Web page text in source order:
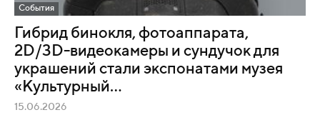
События
Гибрид бинокля, фотоаппарата,
2D/3D-видеокамеры и сундучок для
украшений стали экспонатами музея
«Культурный...
15.06.2026